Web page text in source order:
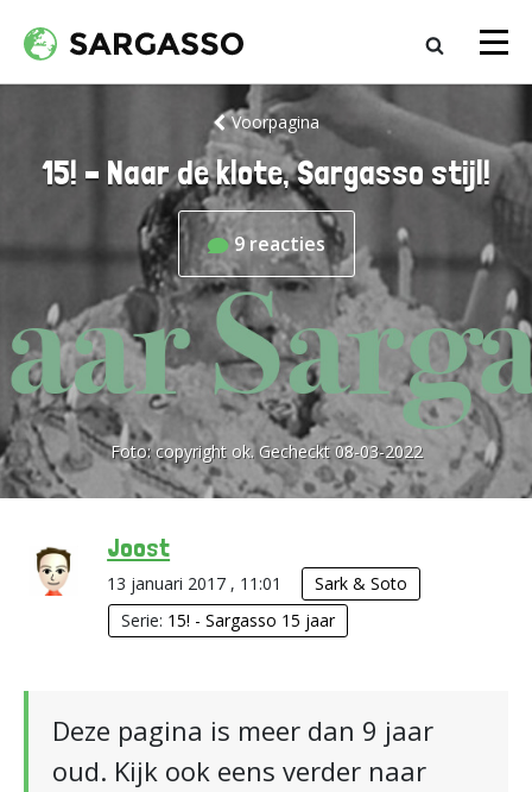
Voorpagina
15! – Naar de klote, Sargasso stijl!
9 reacties
Foto:copyright ok. Gecheckt 08-03-2022
Joost
13 januari 2017 , 11:01
Sark & Soto
Serie: 15! - Sargasso 15 jaar
Deze pagina is meer dan 9 jaar
oud. Kijk ook eens verder naar